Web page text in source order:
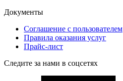
Документы
Соглашение с пользователем
Правила оказания услуг
Прайс-лист
Следите за нами в соцсетях